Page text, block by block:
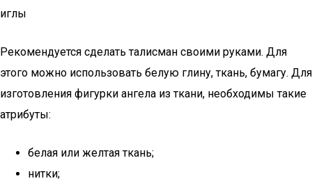
иглы
Рекомендуется сделать талисман своими руками. Для
этого можно использовать белую глину, ткань, бумагу. Для
изготовления фигурки ангела из ткани, необходимы такие
атрибуты:
белая или желтая ткань;
нитки;